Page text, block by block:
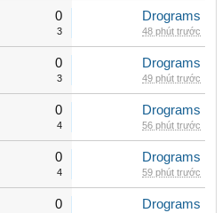
0
3
Drograms
48 phút trước
0
3
Drograms
49 phút trước
0
4
Drograms
56 phút trước
0
4
Drograms
59 phút trước
0 Drograms